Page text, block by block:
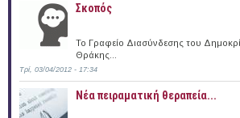
Σκοπός
Το Γραφείο Διασύνδεσης του
Θράκης...
Τρί, 03/04/2012 - 17:34
Νέα πειραματική θεραπεία...